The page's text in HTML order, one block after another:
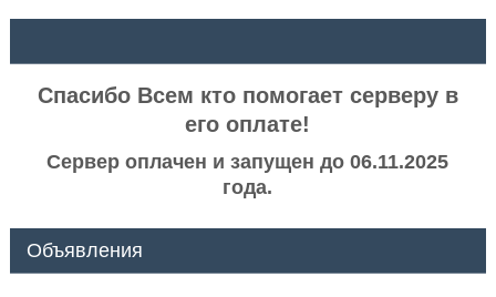
Спасибо Всем кто помогает серверу в
его оплате!
Сервер оплачен и запущен до 06.11.2025
года.
Объявления